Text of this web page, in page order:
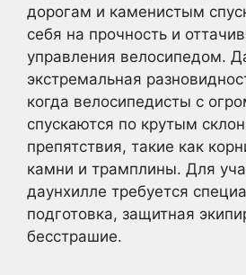
дорогам и каменистым
себя на прочность и
управления велосипедом.
экстремальная
когда велосипедисты с
спускаются по крутым
препятствия, такие как
камни и трамплины. Для
даунхилле требуется
подготовка, защитная
бесстрашие.